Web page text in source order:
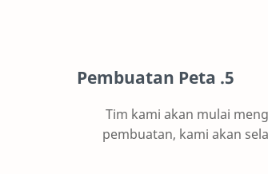
5. Pembuatan Peta
Tim kami akan mulai
pembuatan, kami akan